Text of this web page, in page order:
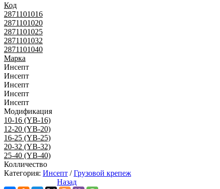
Код
2871101016
2871101020
2871101025
2871101032
2871101040
Марка
Инсепт
Инсепт
Инсепт
Инсепт
Инсепт
Модификация
10-16 (YB-16)
12-20 (YB-20)
16-25 (YB-25)
20-32 (YB-32)
25-40 (YB-40)
Колличество
Категория: Инсепт /Грузовой крепеж
Назад